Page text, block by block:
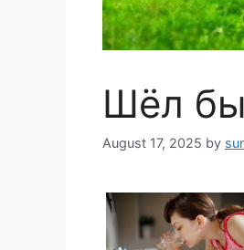
Шёл
August 17, 2025 by